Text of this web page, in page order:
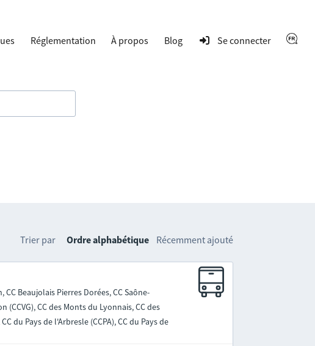
Réglementation À propos Blog Se connecter
Trier par Ordre alphabétique Récemment ajouté
Beaujolais Pierres Dorées, CC Saône-
(CCVG), CC des Monts du Lyonnais, CC des
du Pays de l'Arbresle (CCPA), CC du Pays de